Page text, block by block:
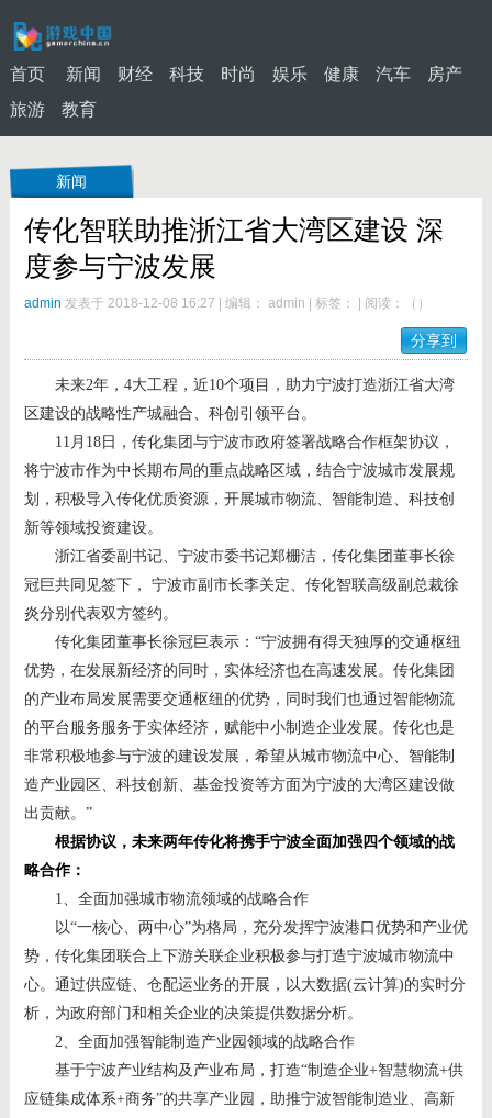
首页 新闻 财经 科技 时尚 娱乐 健康 汽车
房产
旅游
教育
新闻
传化智联助推浙江省大湾区建设 深
度参与宁波发展
admin 发表于 2018-12-08 16:27 编辑： admin 标签： 阅读： （ ）
分享到
未来2年，4大工程，近10个项目，助力宁波打造浙江省大湾
区建设的战略性产城融合、科创引领平台。
11月18日，传化集团与宁波市政府签署战略合作框架协议，
将宁波市作为中长期布局的重点战略区域，结合宁波城市发展规
划，积极导入传化优质资源，开展城市物流、智能制造、科技创
新等领域投资建设。
浙江省委副书记、宁波市委书记郑栅洁，传化集团董事长徐
冠巨共同见签下， 宁波市副市长李关定、传化智联高级副总裁徐
炎分别代表双方签约。
传化集团董事长徐冠巨表示：“宁波拥有得天独厚的交通枢纽
优势，在发展新经济的同时，实体经济也在高速发展。传化集团
的产业布局发展需要交通枢纽的优势，同时我们也通过智能物流
的平台服务服务于实体经济，赋能中小制造企业发展。传化也是
非常积极地参与宁波的建设发展，希望从城市物流中心、智能制
造产业园区、科技创新、基金投资等方面为宁波的大湾区建设做
出贡献。”
根据协议，未来两年传化将携手宁波全面加强四个领域的战
略合作：
1、全面加强城市物流领域的战略合作
以“一核心、两中心”为格局，充分发挥宁波港口优势和产业优
势，传化集团联合上下游关联企业积极参与打造宁波城市物流中
心。通过供应链、仓配运业务的开展，以大数据(云计算)的实时分
析，为政府部门和相关企业的决策提供数据分析。
2、全面加强智能制造产业园领域的战略合作
基于宁波产业结构及产业布局，打造“制造企业+智慧物流+供
应链集成体系+商务”的共享产业园，助推宁波智能制造业、高新